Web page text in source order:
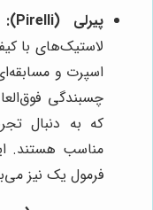
پیرلی (Pirelli):
لاستیک‌های با
اسپرت و
چسبندگی
که به دنبال
مناسب هستند.
فرمول یک نیز